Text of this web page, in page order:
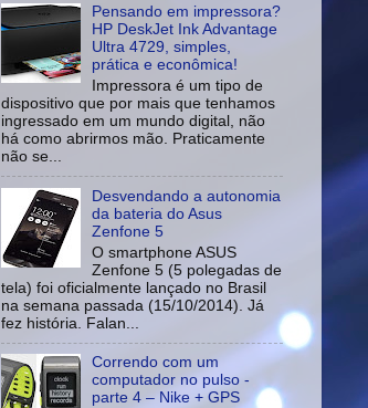
Pensando em impressora?
HP DeskJet Ink Advantage
Ultra 4729, simples,
prática e econômica!
Impressora é um tipo de
dispositivo que por mais que tenhamos
ingressado em um mundo digital, não
há como abrirmos mão. Praticamente
não se...
Desvendando a autonomia
da bateria do Asus
Zenfone 5
O smartphone ASUS
Zenfone 5 (5 polegadas de
tela) foi oficialmente lançado no Brasil
na semana passada (15/10/2014). Já
fez história. Falan...
Correndo com um
computador no pulso -
parte 4 – Nike + GPS